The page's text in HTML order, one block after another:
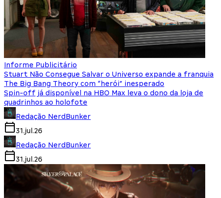
Informe Publicitário
Stuart Não Consegue Salvar o Universo expande a franquia
The Big Bang Theory com “herói” inesperado
Spin-off já disponível na HBO Max leva o dono da loja de
quadrinhos ao holofote
Redação NerdBunker
31.jul.26
Redação NerdBunker
31.jul.26